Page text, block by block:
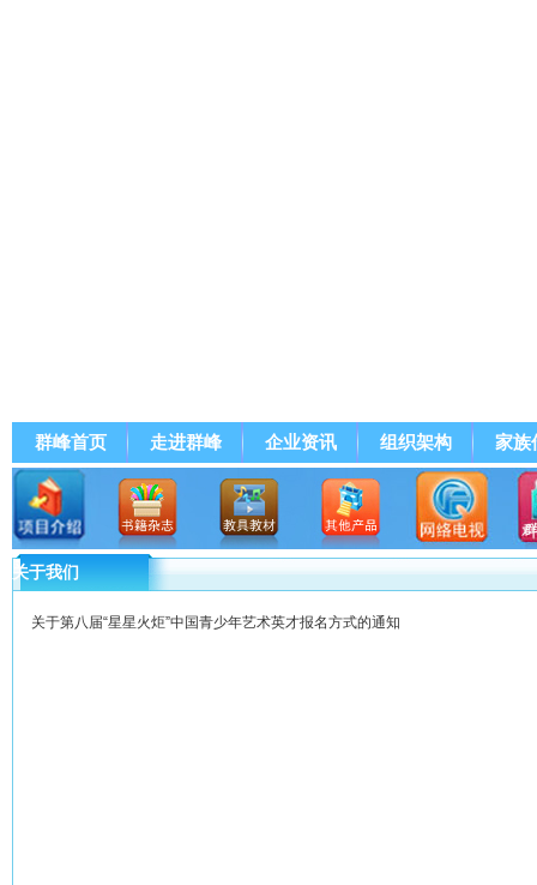
群峰首页 走进群峰 企业资讯 组织架构 家族
群峰直播
关于我们
关于第八届“星星火炬”中国青少年艺术英才报名方式的通知